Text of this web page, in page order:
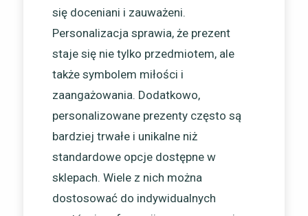
się doceniani i zauważeni.
Personalizacja sprawia, że prezent
staje się nie tylko przedmiotem, ale
także symbolem miłości i
zaangażowania. Dodatkowo,
personalizowane prezenty często są
bardziej trwałe i unikalne niż
standardowe opcje dostępne w
sklepach. Wiele z nich można
dostosować do indywidualnych